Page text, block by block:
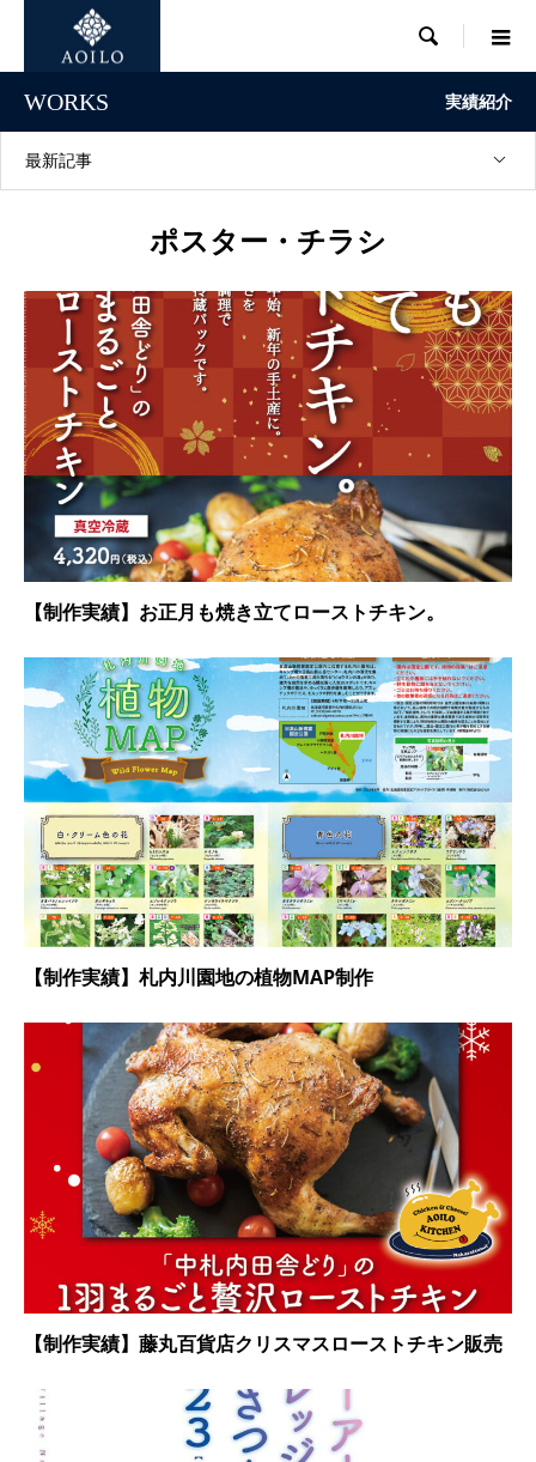

WORKS 実績紹介
最新記事
ポスター・チラシ
【制作実績】お正月も焼き立てローストチキン。
【制作実績】札内川園地の植物MAP制作
【制作実績】藤丸百貨店クリスマスローストチキン販売